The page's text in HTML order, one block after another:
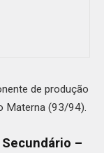
de produção
Materna (93/94).
–